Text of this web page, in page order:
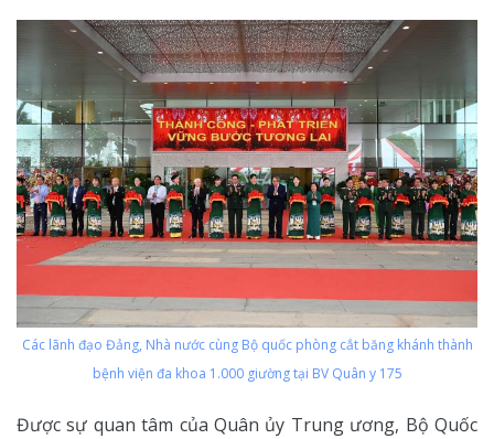
Các lãnh đạo Đảng, Nhà nước cùng Bộ quốc phòng cắt băng khánh thành
bệnh viện đa khoa 1.000 giường tại BV Quân y 175
Được sự quan tâm của Quân ủy Trung ương, Bộ Quốc